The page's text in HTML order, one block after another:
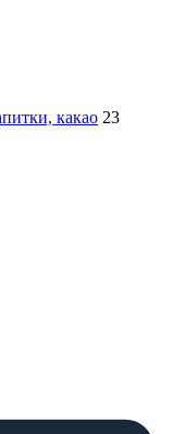
какао 23